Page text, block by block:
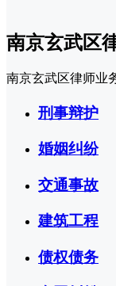
南京玄武区
南京玄武区律师业
刑事辩护
婚姻纠纷
交通事故
建筑工程
债权债务